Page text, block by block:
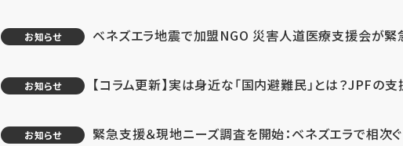
お知らせ ベネズエラ地震で加盟NGO 災害人道医療支援会が
お知らせ 【コラム更新】実は身近な「国内避難民」とは？JPFの
お知らせ 緊急支援＆現地ニーズ調査を開始：ベネズエラで相